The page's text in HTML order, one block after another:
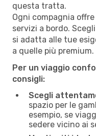
questa tratta.
Ogni compagnia
servizi a bordo.
si adatta alle tue
a quelle più premium.
Per un viaggio
consigli:
Scegli
spazio per le
esempio, se
sedere vicino ai